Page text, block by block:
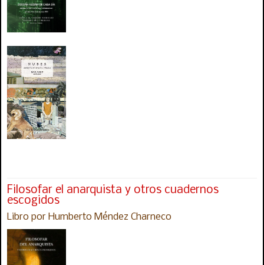
Filosofar el anarquista y otros cuadernos
escogidos
Libro por Humberto Méndez Charneco